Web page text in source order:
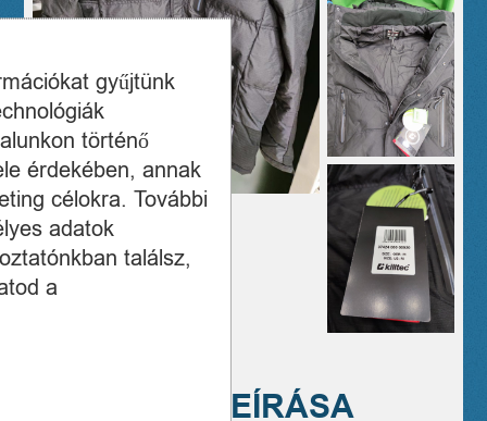
A TERMÉK LEÍRÁSA
gyűjtünk
történő
érdekében, annak
célokra. További
adatok
találsz,
a